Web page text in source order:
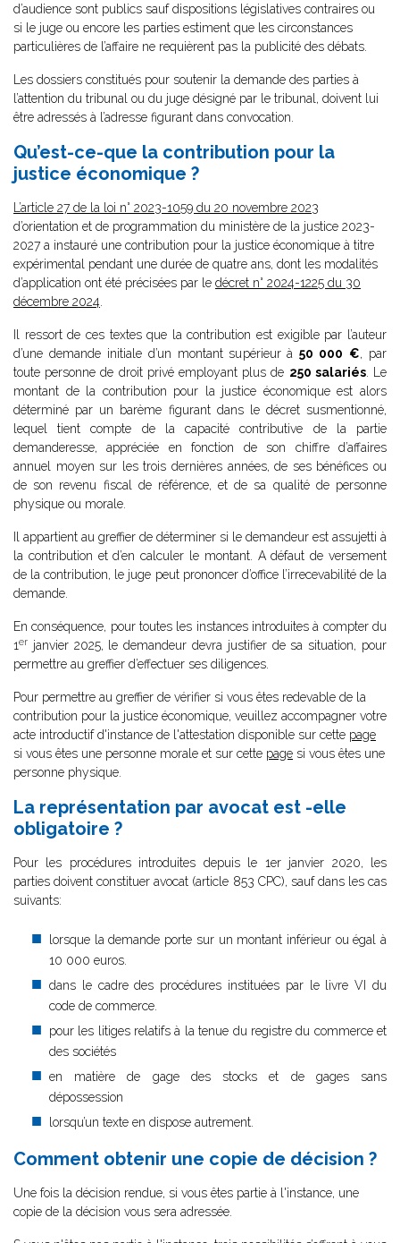
d’audience sont publics sauf dispositions législatives contraires ou
si le juge ou encore les parties estiment que les circonstances
particulières de l’affaire ne requièrent pas la publicité des débats.
Les dossiers constitués pour soutenir la demande des parties à
l’attention du tribunal ou du juge désigné par le tribunal, doivent lui
être adressés à l’adresse figurant dans convocation.
Qu’est-ce-que la contribution pour la
justice économique ?
L’article 27 de la loi n° 2023-1059 du 20 novembre 2023
d’orientation et de programmation du ministère de la justice 2023-
2027 a instauré une contribution pour la justice économique à titre
expérimental pendant une durée de quatre ans, dont les modalités
d’application ont été précisées par le décret n° 2024-1225 du 30
décembre 2024
Il ressort de ces textes que la contribution est exigible par l’auteur
d’une demande initiale d’un montant supérieur à50 000 €, par
toute personne de droit privé employant plus de 250 salariés. Le
montant de la contribution pour la justice économique est alors
déterminé par un barème figurant dans le décret susmentionné,
lequel tient compte de la capacité contributive de la partie
demanderesse, appréciée en fonction de son chiffre d’affaires
annuel moyen sur les trois dernières années, de ses bénéfices ou
de son revenu fiscal de référence, et de sa qualité de personne
physique ou morale.
Il appartient au greffier de déterminer si le demandeur est assujetti à
la contribution et d’en calculer le montant. A défaut de versement
de la contribution, le juge peut prononcer d’office l’irrecevabilité de la
demande.
En conséquence, pour toutes les instances introduites à compter du
1er janvier 2025, le demandeur devra justifier de sa situation, pour
permettre au greffier d’effectuer ses diligences.
Pour permettre au greffier de vérifier si vous êtes redevable de la
contribution pour la justice économique, veuillez accompagner votre
acte introductif d'instance de l'attestation disponible sur cette page
si vous êtes une personne morale et sur cette page si vous êtes une
personne physique.
La représentation par avocat est -elle
obligatoire ?
Pour les procédures introduites depuis le 1er janvier 2020, les
parties doivent constituer avocat (article 853 CPC), sauf dans les cas
suivants:
lorsque la demande porte sur un montant inférieur ou égal à
10 000 euros.
dans le cadre des procédures instituées par le livre VI du
code de commerce.
pour les litiges relatifs à la tenue du registre du commerce et
des sociétés
en matière de gage des stocks et de gages sans
dépossession
lorsqu’un texte en dispose autrement.
Comment obtenir une copie de décision ?
Une fois la décision rendue, si vous êtes partie à l'instance, une
copie de la décision vous sera adressée.